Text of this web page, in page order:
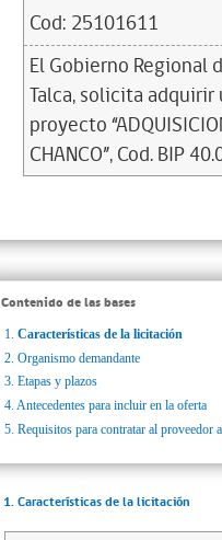
Cod: 25101611
El Gobierno Regional
Talca, solicita
proyecto
CHANCO”, Cod. BIP
Contenido de las bases
1. Características de la licitación
2. Organismo demandante
3. Etapas y plazos
4. Antecedentes para incluir en la oferta
5. Requisitos para contratar al proveedor
1. Características de la licitación